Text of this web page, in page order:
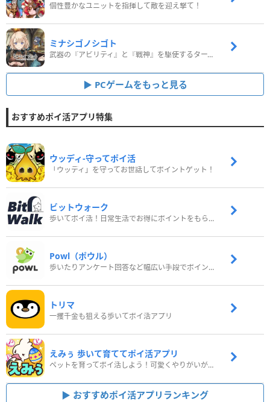
個性豊かなユニットを指揮して敵を迎え撃て！
ミナシゴノシゴト
武器の『アビリティ』と『戦神』を駆使するターン制コマンドバトルRPG！
PCゲームをもっと見る
おすすめポイ活アプリ特集
ウッディ‐守ってポイ活
「ウッディ」を守ってお世話してポイントゲット！
ビットウォーク
歩いてポイ活！日常生活でお得にポイントをもらおう
Powl（ポウル）
歩いたりアンケート回答など幅広い手段でポイントをゲット
トリマ
一攫千金も狙える歩いてポイ活アプリ
えみぅ 歩いて育ててポイ活アプリ
ペットを育ってポイ活しよう！可愛くやりがいがある新感覚アプリ
おすすめポイ活アプリランキング